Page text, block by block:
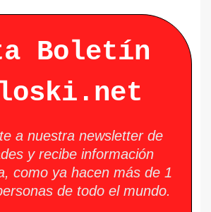
Boletín
a nuestra newsletter de
y recibe información
como ya hacen más de 1
de todo el mundo.